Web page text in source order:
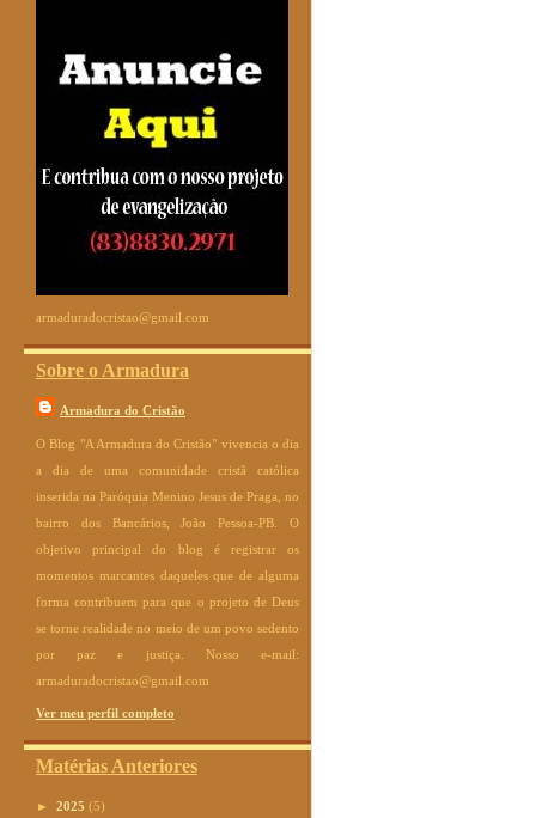
armaduradocristao@gmail.com
Sobre o Armadura
Armadura do Cristão
O Blog "A Armadura do Cristão" vivencia o dia
a dia de uma comunidade cristã católica
inserida na Paróquia Menino Jesus de Praga, no
bairro dos Bancários, João Pessoa-PB. O
objetivo principal do blog é registrar os
momentos marcantes daqueles que de alguma
forma contribuem para que o projeto de Deus
se torne realidade no meio de um povo sedento
por paz e justiça. Nosso e-mail:
armaduradocristao@gmail.com
Ver meu perfil completo
Matérias Anteriores
► 2025 (5)